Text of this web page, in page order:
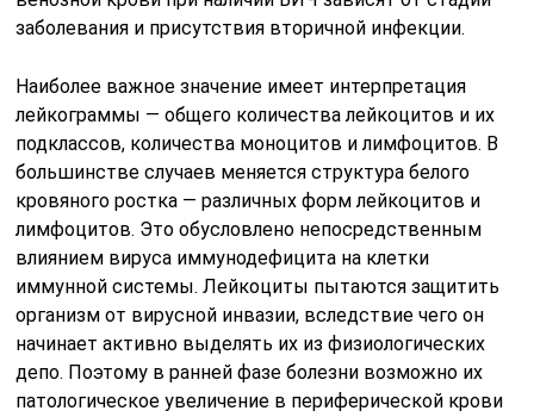
заболевания и присутствия вторичной инфекции.
Наиболее важное значение имеет интерпретация
лейкограммы — общего количества лейкоцитов и их
подклассов, количества моноцитов и лимфоцитов. В
большинстве случаев меняется структура белого
кровяного ростка — различных форм лейкоцитов и
лимфоцитов. Это обусловлено непосредственным
влиянием вируса иммунодефицита на клетки
иммунной системы. Лейкоциты пытаются защитить
организм от вирусной инвазии, вследствие чего он
начинает активно выделять их из физиологических
депо. Поэтому в ранней фазе болезни возможно их
патологическое увеличение в периферической крови